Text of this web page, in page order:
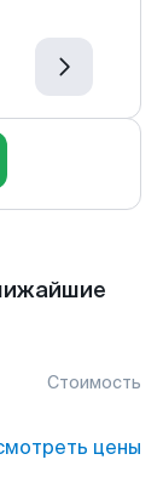
Стоимость
цены